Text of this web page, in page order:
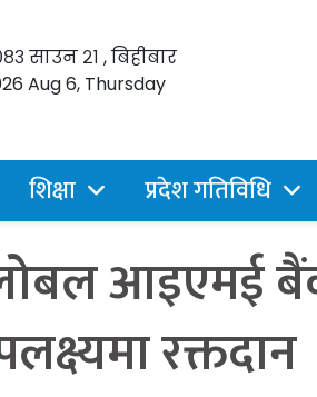
साउन २१ , बिहीबार
Aug 6, Thursday
शिक्षा प्रदेश गतिविधि
आइएमई
रक्तदान